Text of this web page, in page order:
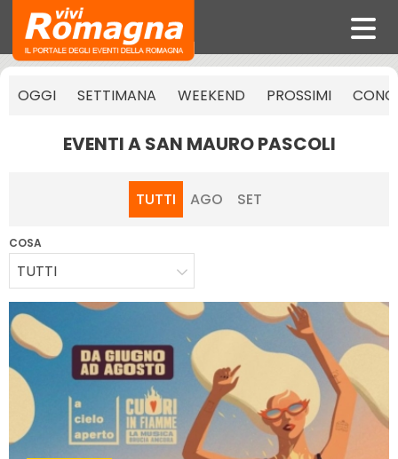
OGGI SETTIMANA WEEKEND PROSSIMI
EVENTI A SAN MAURO PASCOLI
TUTTI AGO SET
COSA
TUTTI